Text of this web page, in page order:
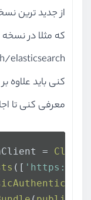
از جدید ترین
که مثلا در
معرفی کنی تا
=
([ 'https://